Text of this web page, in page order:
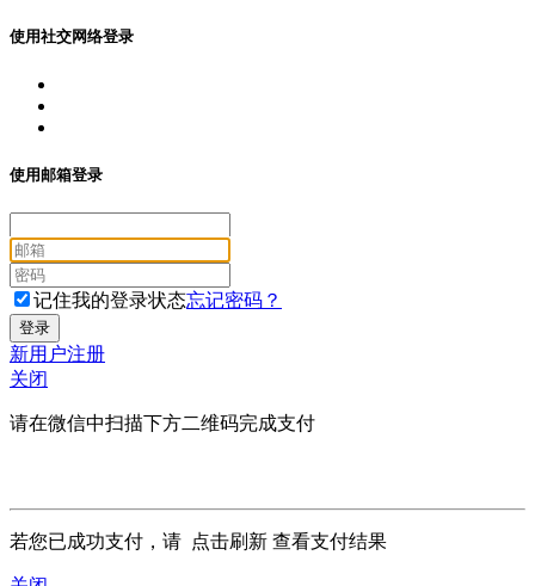
使用社交网络登录
使用邮箱登录
记住我的登录状态忘记密码？
新用户注册
关闭
请在微信中扫描下方二维码完成支付
若您已成功支付，请 点击刷新 查看支付结果